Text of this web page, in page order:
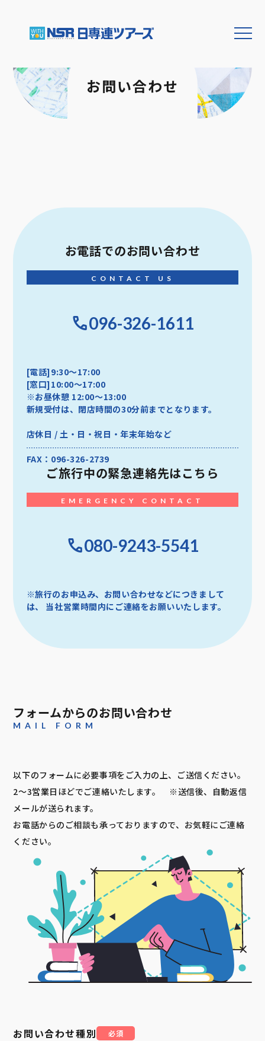
お問い合わせ
お電話でのお問い合わせ
CONTACT US
096-326-1611
[電話]9:30～17:00
[窓口]10:00～17:00
※お昼休憩 12:00～13:00
新規受付は、閉店時間の30分前までとなります。
店休日 / 土・日・祝日・年末年始など
FAX：096-326-2739
ご旅行中の緊急連絡先はこちら
EMERGENCY CONTACT
080-9243-5541
※旅行のお申込み、お問い合わせなどにつきまして
は、
当社営業時間内にご連絡をお願いいたします。
フォームからのお問い合わせ
MAIL FORM
以下のフォームに必要事項をご入力の上、ご送信ください。
2～3営業日ほどでご連絡いたします。 ※送信後、自動返信
メールが送られます。
お電話からのご相談も承っておりますので、お気軽にご連絡
ください。
お問い合わせ種別 必須